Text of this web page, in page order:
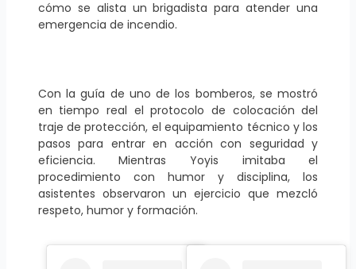
cómo se alista un brigadista para atender una
emergencia de incendio.
Con la guía de uno de los bomberos, se mostró
en tiempo real el protocolo de colocación del
traje de protección, el equipamiento técnico y los
pasos para entrar en acción con seguridad y
eficiencia. Mientras Yoyis imitaba el
procedimiento con humor y disciplina, los
asistentes observaron un ejercicio que mezcló
respeto, humor y formación.